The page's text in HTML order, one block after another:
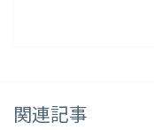
関連記事